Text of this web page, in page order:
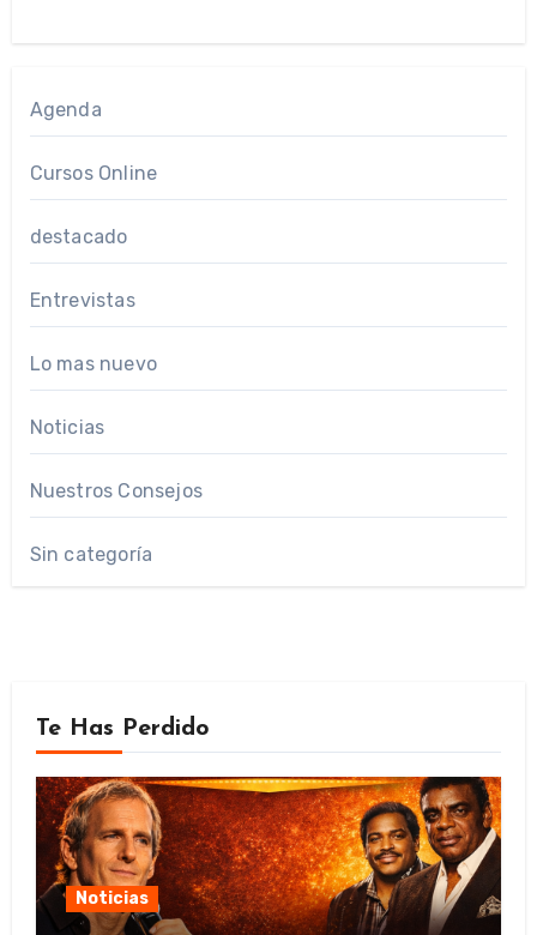
Agenda
Cursos Online
destacado
Entrevistas
Lo mas nuevo
Noticias
Nuestros Consejos
Sin categoría
Te Has Perdido
Noticias